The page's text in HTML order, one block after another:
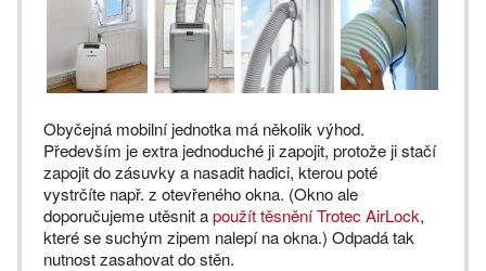
Obyčejná mobilní jednotka má několik výhod.
Především je extra jednoduché ji zapojit, protože ji stačí
zapojit do zásuvky a nasadit hadici, kterou poté
vystrčíte např. z otevřeného okna. (Okno ale
doporučujeme utěsnit apoužít těsnění Trotec AirLock,
které se suchým zipem nalepí na okna.) Odpadá tak
nutnost zasahovat do stěn.